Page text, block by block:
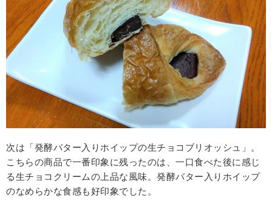
次は「発酵バター入りホイップの生チョコブリオッシュ」。
こちらの商品で一番印象に残ったのは、一口食べた後に感じ
る生チョコクリームの上品な風味。発酵バター入りホイップ
のなめらかな食感も好印象でした。